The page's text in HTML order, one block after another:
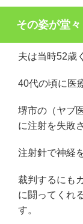
その姿が堂
夫は当時52歳
40代の頃に医
堺市の（ヤブ
に注射を失敗
注射針で神経
裁判するにも
に闘ってくれ
す。